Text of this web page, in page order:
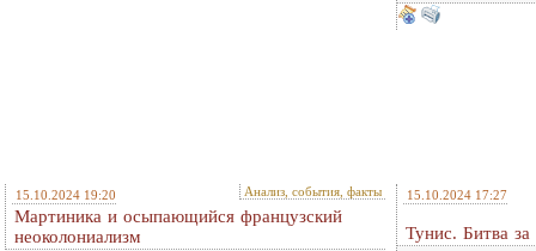
15.10.2024 19:20 Анализ, события, факты
Мартиника и осыпающийся французский
неоколониализм
15.10.2024 17:27
Тунис. Битва за